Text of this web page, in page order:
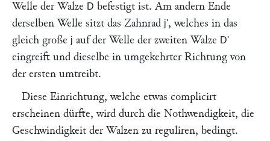
Welle der Walze D befestigt ist. Am andern Ende
derselben Welle sitzt das Zahnrad j', welches in das
gleich große j auf der Welle der zweiten Walze D'
eingreift und dieselbe in umgekehrter Richtung von
der ersten umtreibt.
Diese Einrichtung, welche etwas complicirt
erscheinen dürfte, wird durch die Nothwendigkeit, die
Geschwindigkeit der Walzen zu reguliren, bedingt.